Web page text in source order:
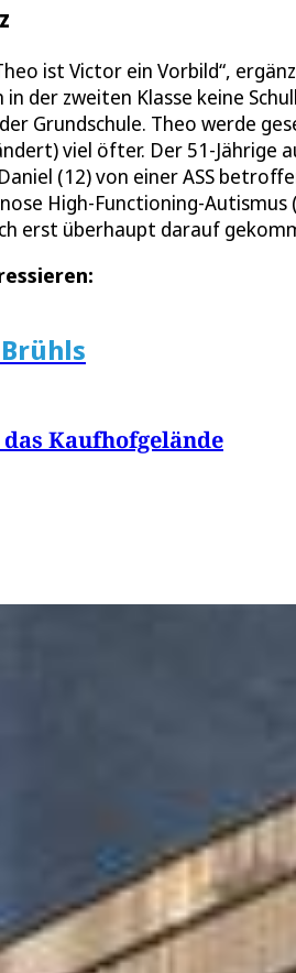
ist Victor ein Vorbild“,
der zweiten Klasse keine
Grundschule. Theo werde
viel öfter. Der 51-Jährige
(12) von einer ASS
High-Functioning-
erst überhaupt darauf
Kaufhofgelände